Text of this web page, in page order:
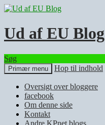
Ud af EU Blog
Søg
Primær menu Hop til indhold
Oversigt over bloggere
facebook
Om denne side
Kontakt
Andre KPnet blogs